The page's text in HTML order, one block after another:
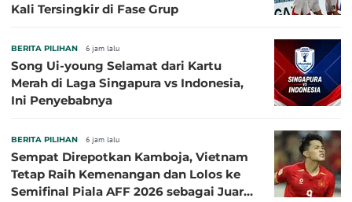
Kali Tersingkir di Fase Grup
BERITA PILIHAN 6 jam lalu
Song Ui-young Selamat dari Kartu
Merah di Laga Singapura vs Indonesia,
Ini Penyebabnya
BERITA PILIHAN 6 jam lalu
Sempat Direpotkan Kamboja, Vietnam
Tetap Raih Kemenangan dan Lolos ke
Semifinal Piala AFF 2026 sebagai Juara